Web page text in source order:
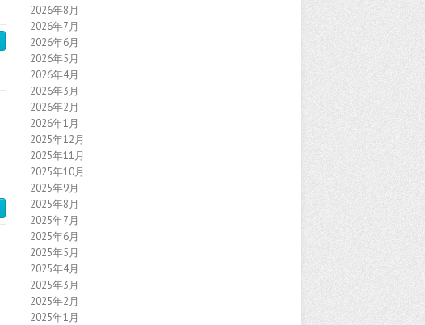
2026年8月
2026年7月
2026年6月
2026年5月
2026年4月
2026年3月
2026年2月
2026年1月
2025年12月
2025年11月
2025年10月
2025年9月
2025年8月
2025年7月
2025年6月
2025年5月
2025年4月
2025年3月
2025年2月
2025年1月